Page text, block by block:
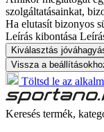
szolgáltatásainkat,
Ha elutasít bizonyos
Leírás kibontása
Kiválasztás
Vissza a
Töltsd le az
Keresés termék,